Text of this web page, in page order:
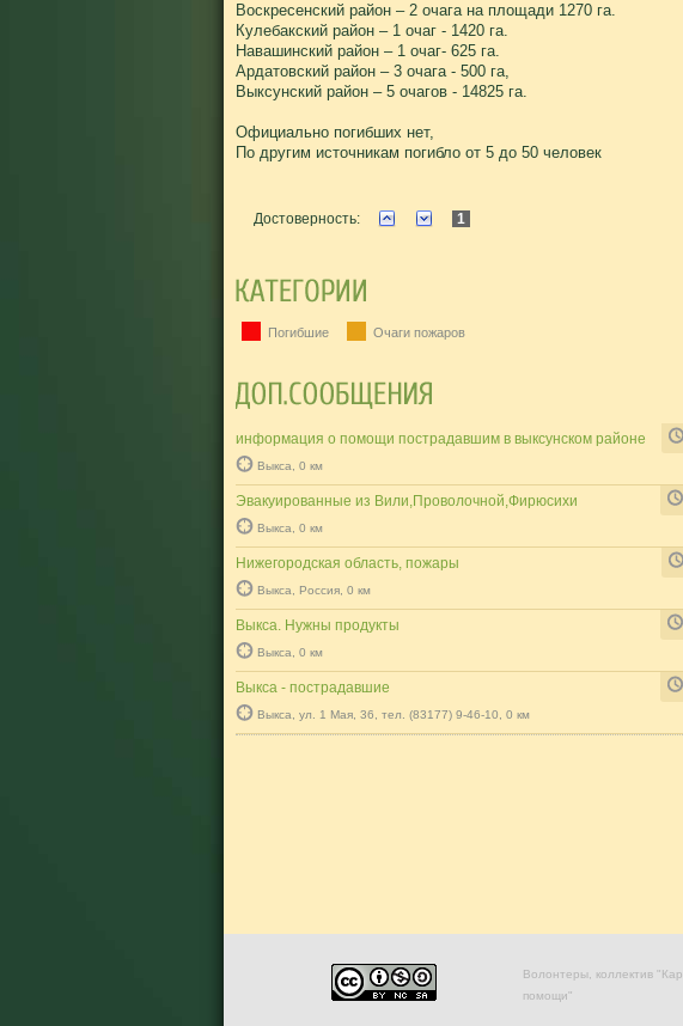
Воскресенский район – 2 очага на площади 1270 га.
Кулебакский район – 1 очаг - 1420 га.
Навашинский район – 1 очаг- 625 га.
Ардатовский район – 3 очага - 500 га,
Выксунский район – 5 очагов - 14825 га.
Официально погибших нет,
По другим источникам погибло от 5 до 50 человек
Достоверность: 1
Погибшие Очаги пожаров
информация о помощи пострадавшим в выксунском районе
Выкса, 0 км
Эвакуированные из Вили,Проволочной,Фирюсихи
Выкса, 0 км
Нижегородская область, пожары
Выкса, Россия, 0 км
Выкса. Нужны продукты
Выкса, 0 км
Выкса - пострадавшие
Выкса, ул. 1 Мая, 36, тел. (83177) 9-46-10, 0 км
Волонтеры, коллектив
помощи"